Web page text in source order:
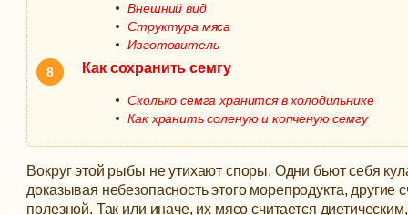
Внешний вид
Структура мяса
Изготовитель
Как сохранить семгу
Сколько семга хранится в холодильнике
Как хранить соленую и копченую семгу
Вокруг этой рыбы не утихают споры. Одни бьют себя
доказывая небезопасность этого морепродукта, другие
полезной. Так или иначе, их мясо считается